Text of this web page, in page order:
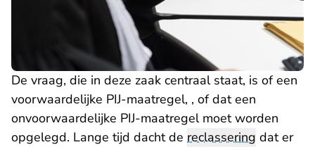
De vraag, die in deze zaak centraal staat, is of een
voorwaardelijke PIJ-maatregel, , of dat een
onvoorwaardelijke PIJ-maatregel moet worden
opgelegd. Lange tijd dacht de reclassering dat er